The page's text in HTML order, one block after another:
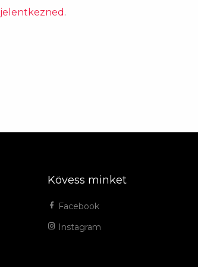
jelentkezned .
Kövess minket
Facebook
Instagram